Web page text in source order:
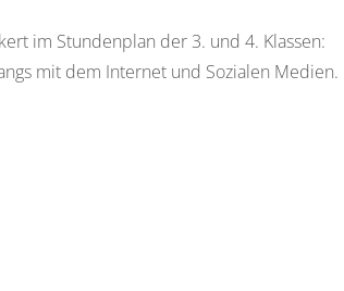
im Stundenplan der 3. und 4. Klassen:
mit dem Internet und Sozialen Medien.